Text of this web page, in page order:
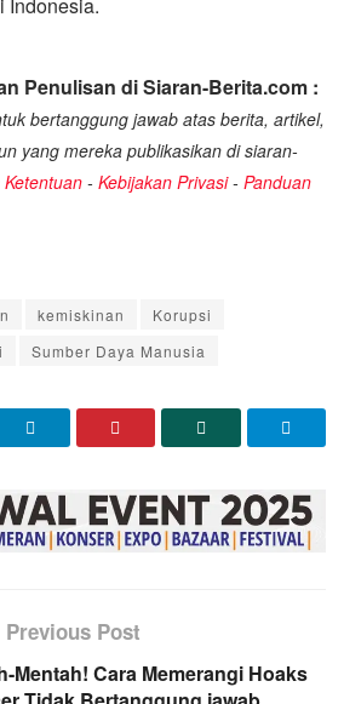
Indonesia.
Penulisan di Siaran-Berita.com :
bertanggung jawab atas berita, artikel,
yang mereka publikasikan di siaran-
- Kebijakan Privasi- Panduan
kemiskinan
Korupsi
Sumber Daya Manusia
Previous Post
Mentah! Cara Memerangi Hoaks